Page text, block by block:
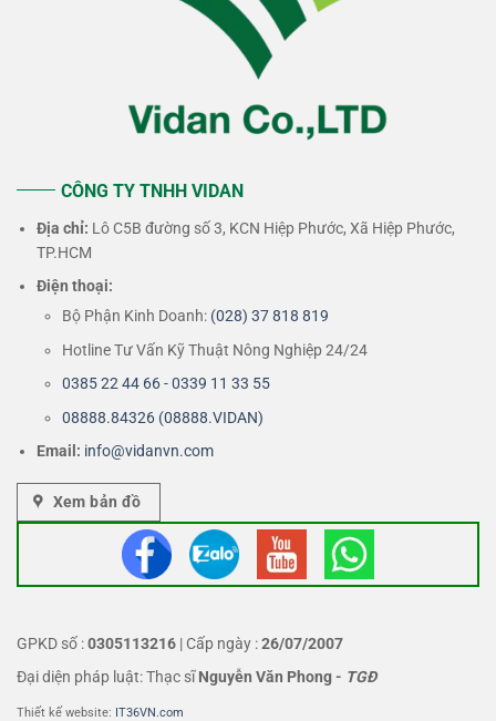
CÔNG TY TNHH VIDAN
Địa chỉ: Lô C5B đường số 3, KCN Hiệp Phước, Xã Hiệp Phước,
TP.HCM
Điện thoại:
Bộ Phận Kinh Doanh: (028) 37 818 819
Hotline Tư Vấn Kỹ Thuật Nông Nghiệp 24/24
0385 22 44 66 - 0339 11 33 55
08888.84326 (08888.VIDAN)
Email: info@vidanvn.com
Xem bản đồ
GPKD số :0305113216 | Cấp ngày :26/07/2007
Đại diện pháp luật: Thạc sĩNguyễn Văn Phong- TGĐ
Thiết kế website: IT36VN.com